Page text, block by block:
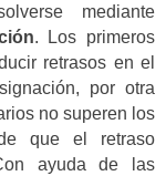
mediante
. Los primeros
retrasos en el
por otra
no superen los
que el retraso
ayuda de las